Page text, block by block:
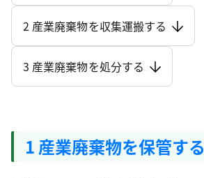
2 産業廃棄物を収集運搬する
3 産業廃棄物を処分する
1 産業廃棄物を保管する